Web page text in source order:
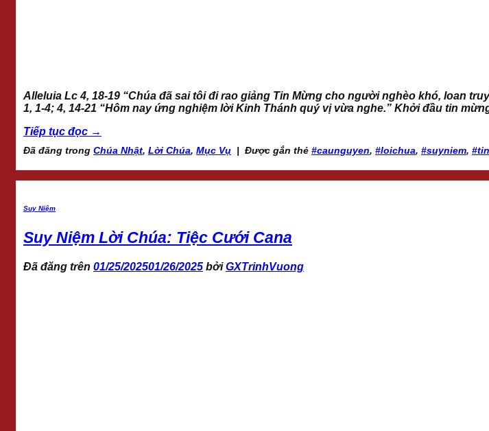
Alleluia Lc 4, 18-19 “Chúa đã sai tôi đi rao giảng Tin Mừng cho người nghèo khó, loan
1, 1-4; 4, 14-21 “Hôm nay ứng nghiệm lời Kinh Thánh quý vị vừa nghe.” Khởi đầu tin
Tiếp tục đọc →
Đã đăng trong Chúa Nhật, Lời Chúa, Mục Vụ | Được gắn thẻ #caunguyen, #loichua, #suyniem,
Suy Niệm
Suy Niệm Lời Chúa: Tiệc Cưới Cana
Đã đăng trên 01/25/202501/26/2025 bởiGXTrinhVuong